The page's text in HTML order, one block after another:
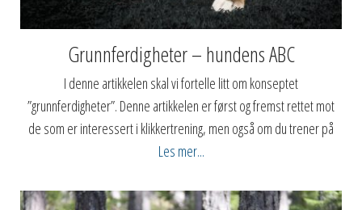
Grunnferdigheter – hundens ABC
I denne artikkelen skal vi fortelle litt om konseptet
”grunnferdigheter”. Denne artikkelen er først og fremst rettet mot
de som er interessert i klikkertrening, men også om du trener på
Les mer...